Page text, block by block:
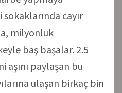
cayır
milyonluk
baş başalar. 2.5
aşını paylaşan bu
ulaşan birkaç bin